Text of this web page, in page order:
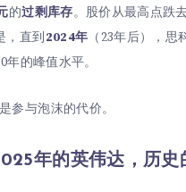
的过剩库存。股价从最高点跌
，直到 2024年 （23年后），思
的峰值水平。
参与泡沫的代价。
年的英伟达，历史